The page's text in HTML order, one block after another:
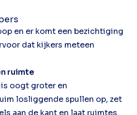
en er komt een bezichtiging
dat kijkers meteen
ruimte
oogt groter en
losliggende spullen op, zet
aan de kant en laat ruimtes